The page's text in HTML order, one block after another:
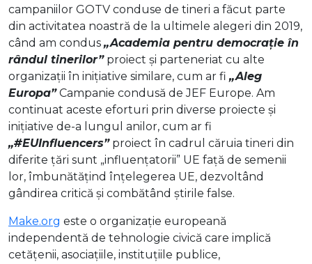
campaniilor GOTV conduse de tineri a făcut parte
din activitatea noastră de la ultimele alegeri din 2019,
când am condus „Academia pentru democrație în
rândul tinerilor”proiect și parteneriat cu alte
organizații în inițiative similare, cum ar fi „Aleg
Europa”Campanie condusă de JEF Europe. Am
continuat aceste eforturi prin diverse proiecte și
inițiative de-a lungul anilor, cum ar fi
„#EUInfluencers”proiect în cadrul căruia tineri din
diferite țări sunt „influențatorii” UE față de semenii
lor, îmbunătățind înțelegerea UE, dezvoltând
gândirea critică și combătând știrile false.
Make.org este o organizație europeană
independentă de tehnologie civică care implică
cetățenii, asociațiile, instituțiile publice,